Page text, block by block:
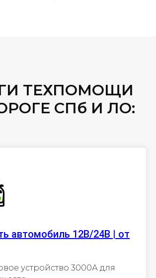
ТЕХПОМОЩИ
СПб И ЛО:
автомобиль 12В/24В | от
устройство 3000А для